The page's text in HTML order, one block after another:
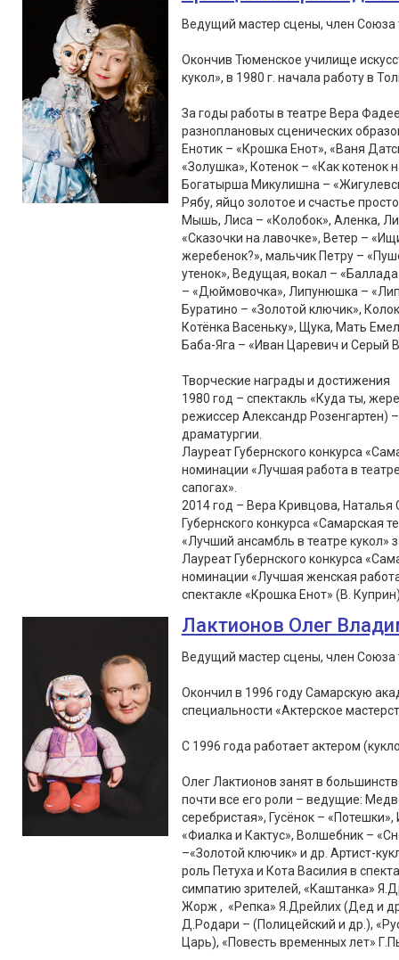
Ведущий мастер сцены, член Союза
Окончив Тюменское училище
кукол», в 1980 г. начала работу в
За годы работы в театре Вера
разноплановых сценических
Енотик – «Крошка Енот», «Ваня
«Золушка», Котенок – «Как
Богатырша Микулишна –
Рябу, яйцо золотое и счастье
Мышь, Лиса – «Колобок», Аленка,
«Сказочки на лавочке», Ветер –
жеребенок?», мальчик Петру –
утенок», Ведущая, вокал –
– «Дюймовочка», Липунюшка –
Буратино – «Золотой ключик»,
Котёнка Васеньку», Щука, Мать
Баба-Яга – «Иван Царевич и Серый
Творческие награды и достижения
1980 год – спектакль «Куда ты,
режиссер Александр Розенгартен)
драматургии.
Лауреат Губернского конкурса
номинации «Лучшая работа в
сапогах».
2014 год – Вера Кривцова,
Губернского конкурса «Самарская
«Лучший ансамбль в театре кукол»
Лауреат Губернского конкурса
номинации «Лучшая женская
спектакле «Крошка Енот» (В.
Лактионов Олег
Ведущий мастер сцены, член Союза
Окончил в 1996 году Самарскую
специальности «Актерское
С 1996 года работает актером
Олег Лактионов занят в
почти все его роли – ведущие:
серебристая», Гусёнок –
«Фиалка и Кактус», Волшебник –
–«Золотой ключик» и др. Артист-
роль Петуха и Кота Василия в
симпатию зрителей, «Каштанка»
Жорж , «Репка» Я.Дрейлих (Дед и
Д.Родари – (Полицейский и др.),
Царь), «Повесть временных лет»